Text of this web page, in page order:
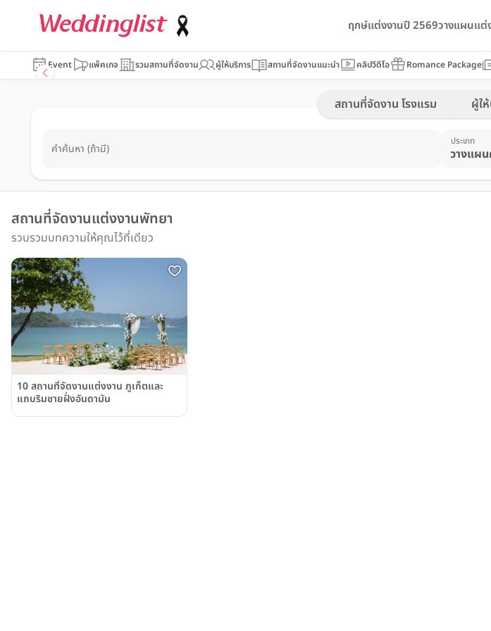
ฤกษ์แต่งงานปี 2569วางแผนแต่
Event แพ็คเกจ รวมสถานที่จัดงาน ผู้ให้บริการ สถานที่จัดงานแนะนำ คลิปวีดีโอ Romance Package
สถานที่จัดงาน โรงแรม ผู้ใ
คำค้นหา (ถ้ามี)
ประเภท
สถานที่จัดงานแต่งงานพัทยา
รวบรวมบทความให้คุณไว้ที่เดียว
10 สถานที่จัดงานแต่งงาน ภูเก็ตและ
แถบริมชายฝั่งอันดามัน